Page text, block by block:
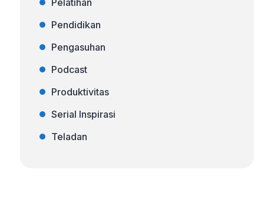
Pelatihan
Pendidikan
Pengasuhan
Podcast
Produktivitas
Serial Inspirasi
Teladan